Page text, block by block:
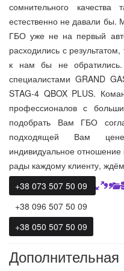
сомнительного
естественно не давали бы.
ГБО уже не на первый
расходились с
к нам бы не
специалистами GRAND
STAG-4 QBOX PLUS.
профессионалов с
подобрать Вам ГБО
подходящей Вам
индивидуальное
рады каждому клиенту,
+38 073 507 50 09
+38 096 507 50 09
+38 050 507 50 09